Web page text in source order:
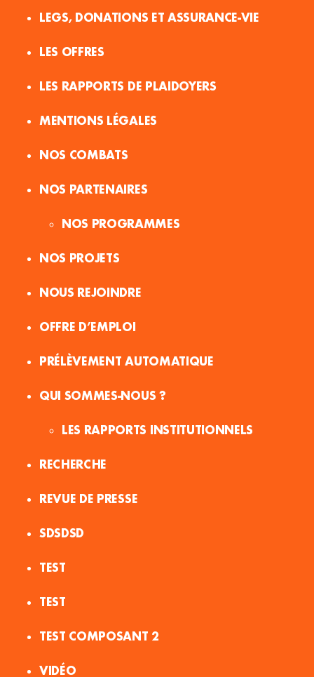
LEGS, DONATIONS ET ASSURANCE-VIE
LES OFFRES
LES RAPPORTS DE PLAIDOYERS
MENTIONS LÉGALES
NOS COMBATS
NOS PARTENAIRES
NOS PROGRAMMES
NOS PROJETS
NOUS REJOINDRE
OFFRE D’EMPLOI
PRÉLÈVEMENT AUTOMATIQUE
QUI SOMMES-NOUS ?
LES RAPPORTS INSTITUTIONNELS
RECHERCHE
REVUE DE PRESSE
SDSDSD
TEST
TEST
TEST COMPOSANT 2
VIDÉO